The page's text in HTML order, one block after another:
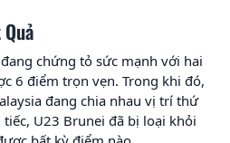
chứng tỏ sức mạnh với hai
6 điểm trọn vẹn. Trong khi đó,
đang chia nhau vị trí thứ
U23 Brunei đã bị loại khỏi